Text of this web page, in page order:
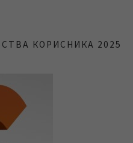
КОРИСНИКА 2025